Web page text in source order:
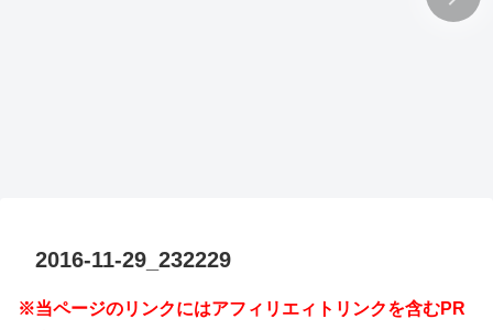
2016-11-29_232229
※当ページのリンクにはアフィリエィトリンクを含むPR